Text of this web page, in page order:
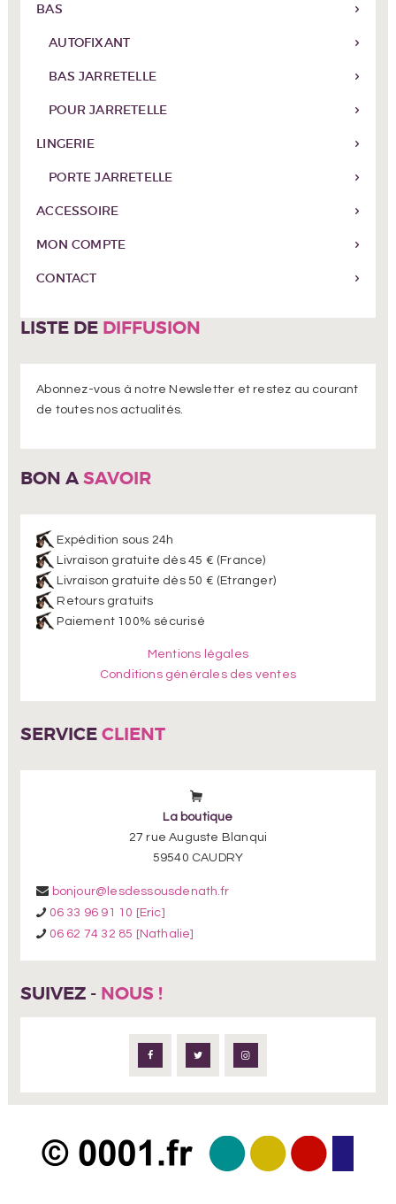
BAS
AUTOFIXANT
BAS JARRETELLE
POUR JARRETELLE
LINGERIE
PORTE JARRETELLE
ACCESSOIRE
MON COMPTE
CONTACT
LISTE DE DIFFUSION
Abonnez-vous à notre Newsletter et restez au courant
de toutes nos actualités.
BON A SAVOIR
Expédition sous 24h
Livraison gratuite dès 45 € (France)
Livraison gratuite dès 50 € (Etranger)
Retours gratuits
Paiement 100% sécurisé
Mentions légales
Conditions générales des ventes
SERVICE CLIENT
La boutique
27 rue Auguste Blanqui
59540 CAUDRY
bonjour@lesdessousdenath.fr
06 33 96 91 10 [Eric]
06 62 74 32 85 [Nathalie]
SUIVEZ - NOUS !